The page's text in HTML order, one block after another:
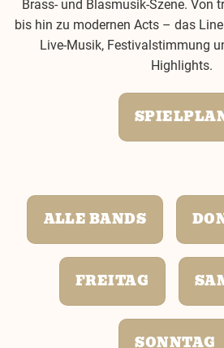
Brass- und Blasmusik-Szene. Von
bis hin zu modernen Acts – das
Live-Musik, Festivalstimmung
Highlights.
ALLE BANDS
FREITAG
SONNTAG